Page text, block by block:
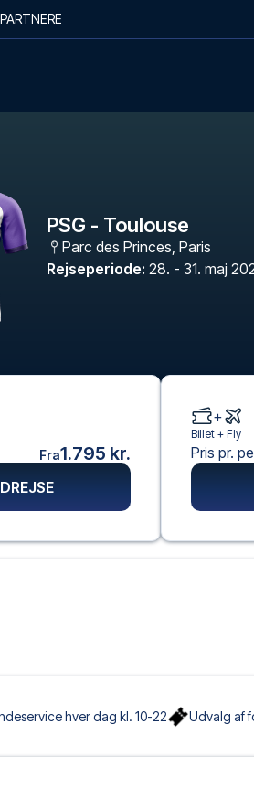
PSG - Toulouse
Parc des Princes, Paris
Rejseperiode: 28. - 31. maj
hver dag kl. 10-22 Udvalg af
Fra1.795 kr.
+
Billet + Fly
Pris pr.